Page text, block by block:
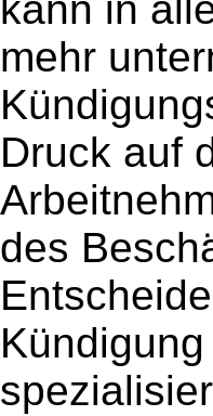
kann in
mehr
Druck auf
des